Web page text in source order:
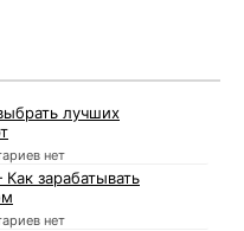
лучших
нет
зарабатывать
нет